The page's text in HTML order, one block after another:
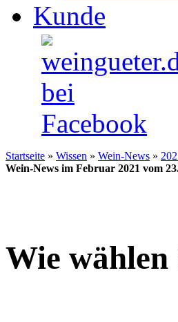
Kunde
Startseite » Wissen » Wein-News »
Wein-News im Februar 2021 vom
Wie wählen